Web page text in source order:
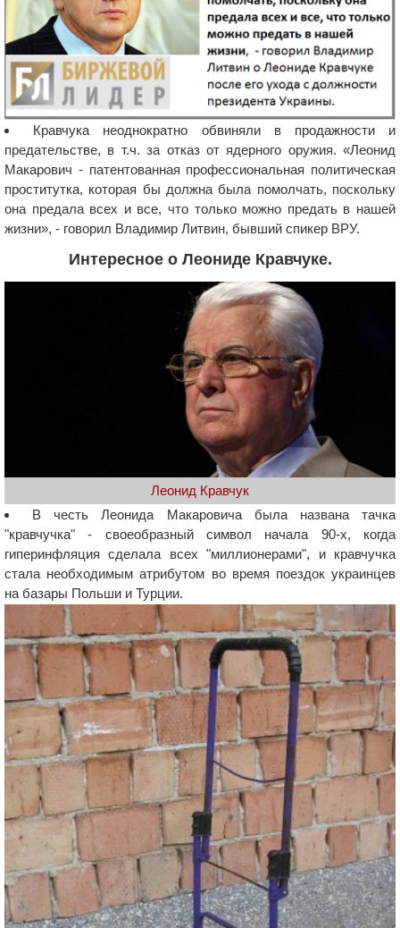
Кравчука неоднократно обвиняли в продажности и
предательстве, в т.ч. за отказ от ядерного оружия. «Леонид
Макарович - патентованная профессиональная политическая
проститутка, которая бы должна была помолчать, поскольку
она предала всех и все, что только можно предать в нашей
жизни», - говорил Владимир Литвин, бывший спикер ВРУ.
Интересное о Леониде Кравчуке.
Леонид Кравчук
В честь Леонида Макаровича была названа тачка
"кравчучка" - своеобразный символ начала 90-х, когда
гиперинфляция сделала всех "миллионерами", и кравчучка
стала необходимым атрибутом во время поездок украинцев
на базары Польши и Турции.